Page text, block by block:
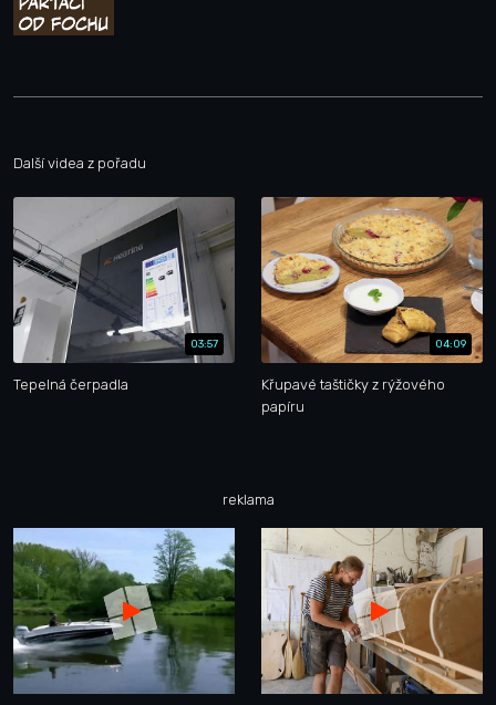
Další videa z pořadu
03:57
Tepelná čerpadla
04:09
Křupavé taštičky z rýžového
papíru
reklama